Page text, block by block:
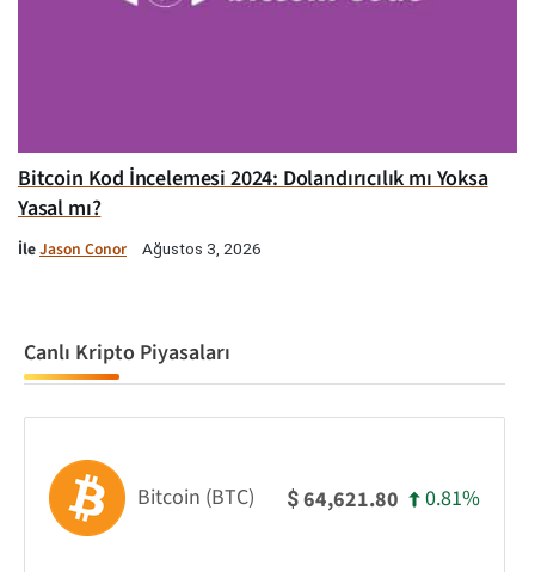
Bitcoin Kod İncelemesi 2024: Dolandırıcılık mı Yoksa
Yasal mı?
İleJason Conor Ağustos 3, 2026
Canlı Kripto Piyasaları
Bitcoin (BTC) $64,621.80 0.81%